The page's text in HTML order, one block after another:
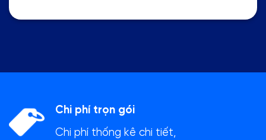
Chi phí trọn gói
Chi phí thống kê chi tiết,